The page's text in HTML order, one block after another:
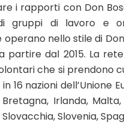
i rapporti con Don
gruppi di lavoro e
nello stile di
partire dal 2015. La
che si prendono
16 nazioni dell’Unione
Irlanda,
Slovenia,